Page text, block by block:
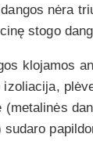
nėra
stogo
klojamos
izoliacija,
(metalinės